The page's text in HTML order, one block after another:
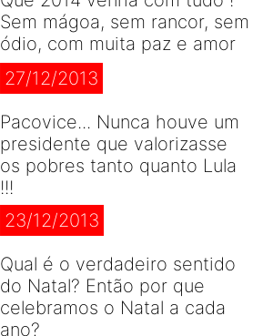
Sem mágoa, sem rancor, sem
ódio, com muita paz e amor
27/12/2013
Pacovice... Nunca houve um
presidente que valorizasse
os pobres tanto quanto Lula
!!!
23/12/2013
Qual é o verdadeiro sentido
do Natal? Então por que
celebramos o Natal a cada
ano?